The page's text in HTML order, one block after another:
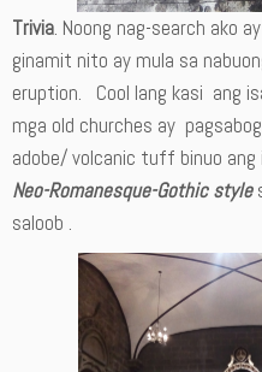
Trivia. Noong nag-search ako
ginamit nito ay mula sa
eruption. Cool lang kasi ang
mga old churches ay
adobe/ volcanic tuff binuo
Neo-Romanesque-Gothic style
saloob .